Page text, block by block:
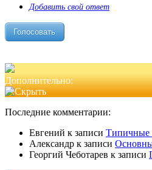
Добавить свой ответ
Дополнительно:
Последние комментарии:
Евгений к записи Типичные
Александр к записи
Георгий Чеботарев к записи